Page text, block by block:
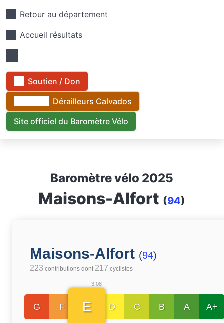
Retour au département
Accueil résultats
Soutien / Don
Dérailleurs Calvados
Site officiel du Baromètre Vélo
Baromètre vélo 2025
Maisons-Alfort (94)
Maisons-Alfort (94)
223 contributions dont 217 cyclistes
G F
3.08
E D C B A A+